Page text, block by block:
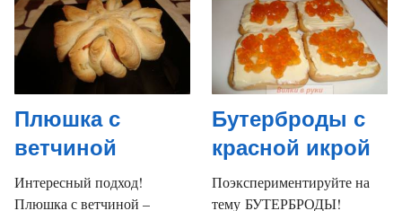
Плюшка с
ветчиной
Интересный подход!
Плюшка с ветчиной –
Бутерброды с
красной икрой
Поэкспериментируйте на
тему БУТЕРБРОДЫ!